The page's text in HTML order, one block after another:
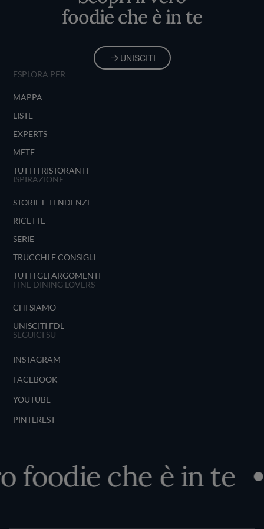
foodie che è in te
UNISCITI
ESPLORA PER
MAPPA
LISTE
EXPERTS
METE
TUTTI I RISTORANTI
ISPIRAZIONE
STORIE E TENDENZE
RICETTE
SERIE
TRUCCHI E CONSIGLI
TUTTI GLI ARGOMENTI
FINE DINING LOVERS
CHI SIAMO
UNISCITI FDL
SEGUICI SU
INSTAGRAM
FACEBOOK
YOUTUBE
PINTEREST
foodie che è in te